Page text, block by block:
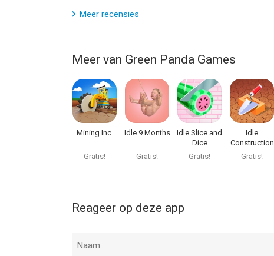
Meer recensies
Meer van Green Panda Games
Mining Inc.
Gratis!
Idle 9 Months
Gratis!
Idle Slice and
Dice
Gratis!
Idle
Construction
3D
Gratis!
Reageer op deze app